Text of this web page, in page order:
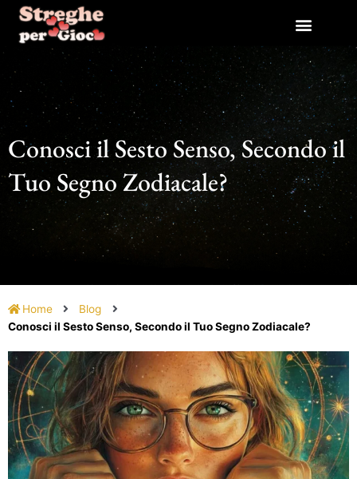
contenuto
Conosci il Sesto Senso, Secondo il
Tuo Segno Zodiacale?
Home
Blog
Conosci il Sesto Senso, Secondo il Tuo Segno Zodiacale?